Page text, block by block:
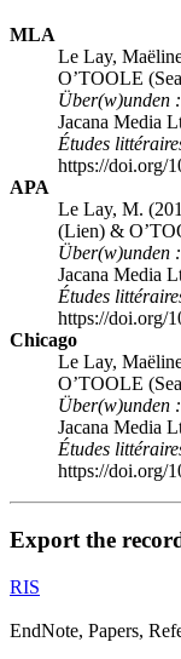
MLA
Le Lay,
O’TOOLE
Über(w)unden
Jacana Media
Études
https://doi.org/
APA
Le Lay, M.
(Lien) &
Über(w)unden
Jacana Media
Études
https://doi.org/
Chicago
Le Lay,
O’TOOLE
Über(w)unden
Jacana Media
Études
https://doi.org/
Export the
RIS
EndNote, Papers,